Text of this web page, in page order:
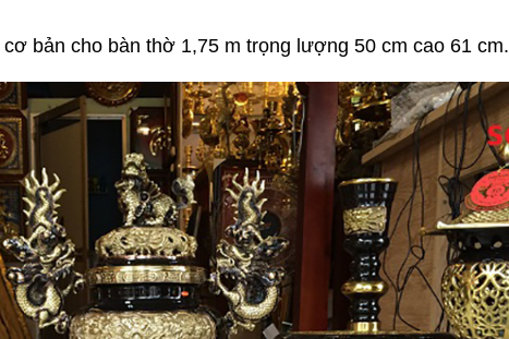
cơ bản cho bàn thờ 1,75 m trọng lượng 50 cm cao 61 cm.